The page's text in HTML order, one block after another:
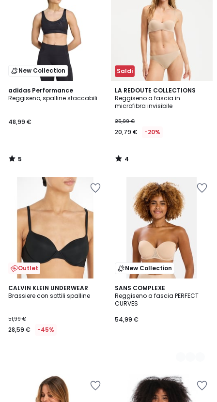
New Collection
adidas Performance
Reggiseno, spalline staccabili
48,99 €
5
/
5
/
Saldi
LA REDOUTE COLLECTIONS
Reggiseno a fascia in
microfibra invisibile
25,99 €
20,79 € -20%
4
/
5
4
/
Outlet
CALVIN KLEIN UNDERWEAR
Brassiere con sottili spalline
51,99 €
28,59 € -45%
New Collection
SANS COMPLEXE
Reggiseno a fascia PERFECT
CURVES
54,99 €
2
Colori